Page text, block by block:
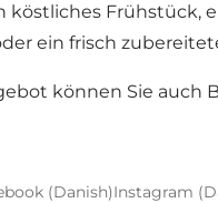
Frühstück,
ein frisch
können Sie auch
(Danish)Instagram